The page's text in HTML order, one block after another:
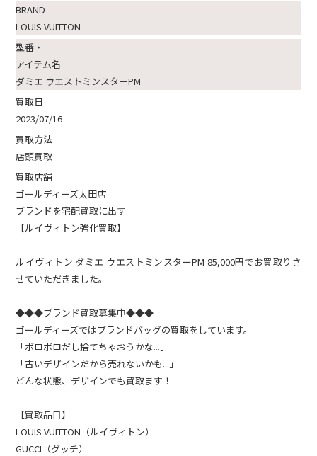
BRAND
LOUIS VUITTON
型番・
アイテム名
ダミエ ウエストミンスターPM
買取日
2023/07/16
買取方法
店頭買取
買取店舗
ゴールディーズ太田店
ブランドを宅配買取に出す
【ルイヴィトン強化買取】
ルイヴィトン ダミエ ウエストミンスターPM 85,000円でお買取りさ
せていただきました。
◆◆◆ブランド買取募集中◆◆◆
ゴールディーズではブランドバッグの買取をしています。
「ボロボロだし捨てちゃおうかな...」
「古いデザインだから売れないかも...」
どんな状態、デザインでも買取ます！
【買取品目】
LOUIS VUITTON（ルイヴィトン）
GUCCI（グッチ）